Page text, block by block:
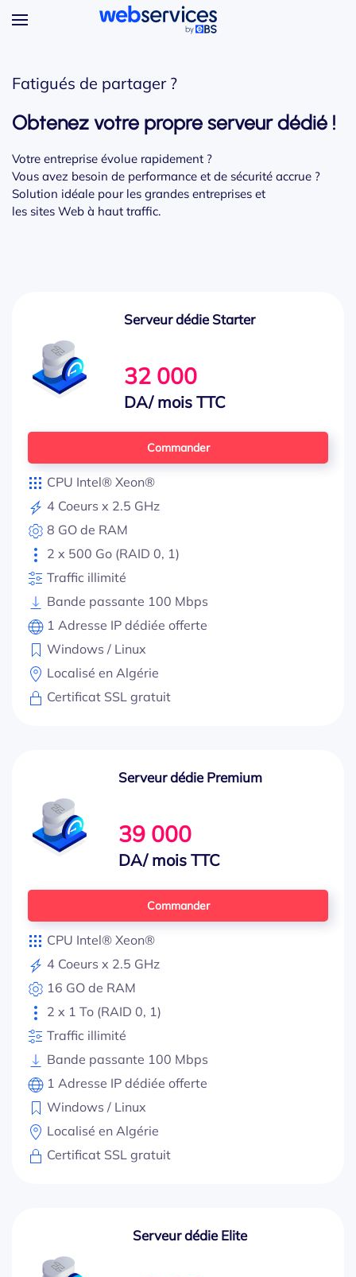
Fatigués de partager ?
Obtenez votre propre serveur dédié !
Votre entreprise évolue rapidement ?
Vous avez besoin de performance et de sécurité accrue ?
Solution idéale pour les grandes entreprises et
les sites Web à haut traffic.
Serveur dédie Starter
32 000
DA/ mois TTC
Commander
CPU Intel® Xeon®
4 Coeurs x 2.5 GHz
8 GO de RAM
2 x 500 Go (RAID 0, 1)
Traffic illimité
Bande passante 100 Mbps
1 Adresse IP dédiée offerte
Windows / Linux
Localisé en Algérie
Certificat SSL gratuit
Serveur dédie Premium
39 000
DA/ mois TTC
Commander
CPU Intel® Xeon®
4 Coeurs x 2.5 GHz
16 GO de RAM
2 x 1 To (RAID 0, 1)
Traffic illimité
Bande passante 100 Mbps
1 Adresse IP dédiée offerte
Windows / Linux
Localisé en Algérie
Certificat SSL gratuit
Serveur dédie Elite